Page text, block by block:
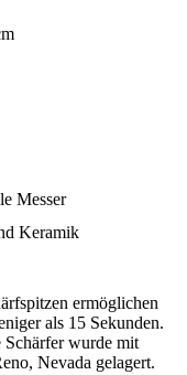
Messer
Keramik
ermöglichen
als 15 Sekunden.
Schärfer wurde mit
Nevada gelagert.